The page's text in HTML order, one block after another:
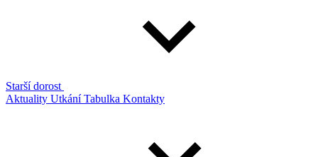
Starší dorost
Aktuality UtkáníTabulka Kontakty